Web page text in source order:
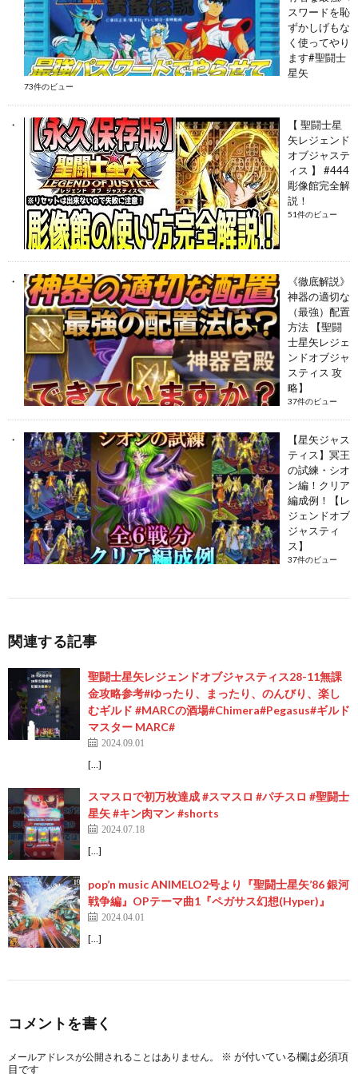
スワードを恥
ずかしげもな
く使ってやり
ます#聖闘士
星矢
73件のビュー
【 聖闘士星
矢レジェンド
オブジャステ
ィス 】 #444
彫像館完全解
説！
51件のビュー
《徹底解説》
神器の適切な
（最強）配置
方法 【聖闘
士星矢レジェ
ンドオブジャ
スティス 攻
略】
37件のビュー
【星矢ジャス
ティス】冥王
の試練・シオ
ン編！クリア
編成例！【レ
ジェンドオブ
ジャスティ
ス】
37件のビュー
関連する記事
聖闘士星矢レジェンドオブジャスティス28-11無課
金攻略参考#ゆったり、まったり、のんびり、楽し
むギルド #MARCの酒場#Chimera#Pegasus#ギルド
マスター MARC#
2024.09.01
[…]
スマスロで初万枚達成 #スマスロ #パチスロ #聖闘士
星矢 #キン肉マン #shorts
2024.07.18
[…]
pop’n music ANIMELO2号より『聖闘士星矢’86 銀河
戦争編』OPテーマ曲1『ペガサス幻想(Hyper)』
2024.04.01
[…]
コメントを書く
メールアドレスが公開されることはありません。 ※ が付いている欄は必須項
目です